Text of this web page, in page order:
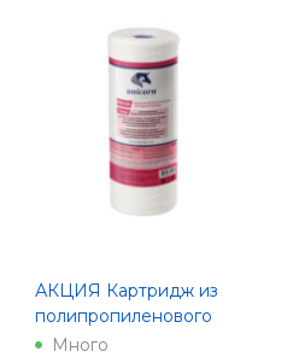
АКЦИЯ Картридж из
полипропиленового
шнура 10" 1 мкм РР 1001
Много